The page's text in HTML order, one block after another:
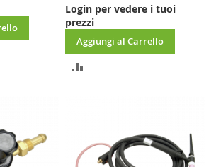
Login per vedere i tuoi
prezzi
Aggiungi al Carrello